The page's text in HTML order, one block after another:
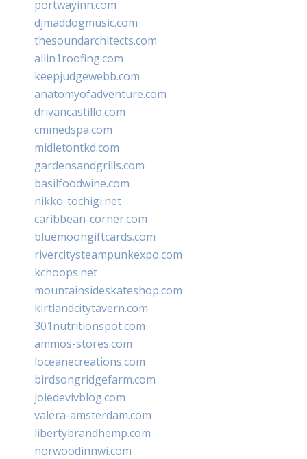
portwayinn.com
djmaddogmusic.com
thesoundarchitects.com
allin1roofing.com
keepjudgewebb.com
anatomyofadventure.com
drivancastillo.com
cmmedspa.com
midletontkd.com
gardensandgrills.com
basilfoodwine.com
nikko-tochigi.net
caribbean-corner.com
bluemoongiftcards.com
rivercitysteampunkexpo.com
kchoops.net
mountainsideskateshop.com
kirtlandcitytavern.com
301nutritionspot.com
ammos-stores.com
loceanecreations.com
birdsongridgefarm.com
joiedevivblog.com
valera-amsterdam.com
libertybrandhemp.com
norwoodinnwi.com